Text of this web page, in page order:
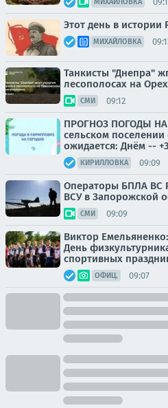
МИХАЙЛОВКА
Этот день в истории
МИХАЙЛОВКА
Танкисты "Днепра"
лесополосах на
СМИ 09:12
ПРОГНОЗ ПОГОДЫ НА
сельском поселении
ожидается: Днём --
КИРИЛЛОВКА 09:09
Операторы БПЛА ВС
ВСУ в Запорожской
СМИ 09:09
Виктор
День
спортивных
ОФИЦ. 09:07